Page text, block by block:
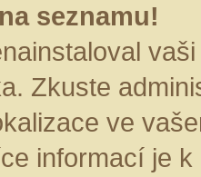
seznamu!
Zkuste
ve
informací je